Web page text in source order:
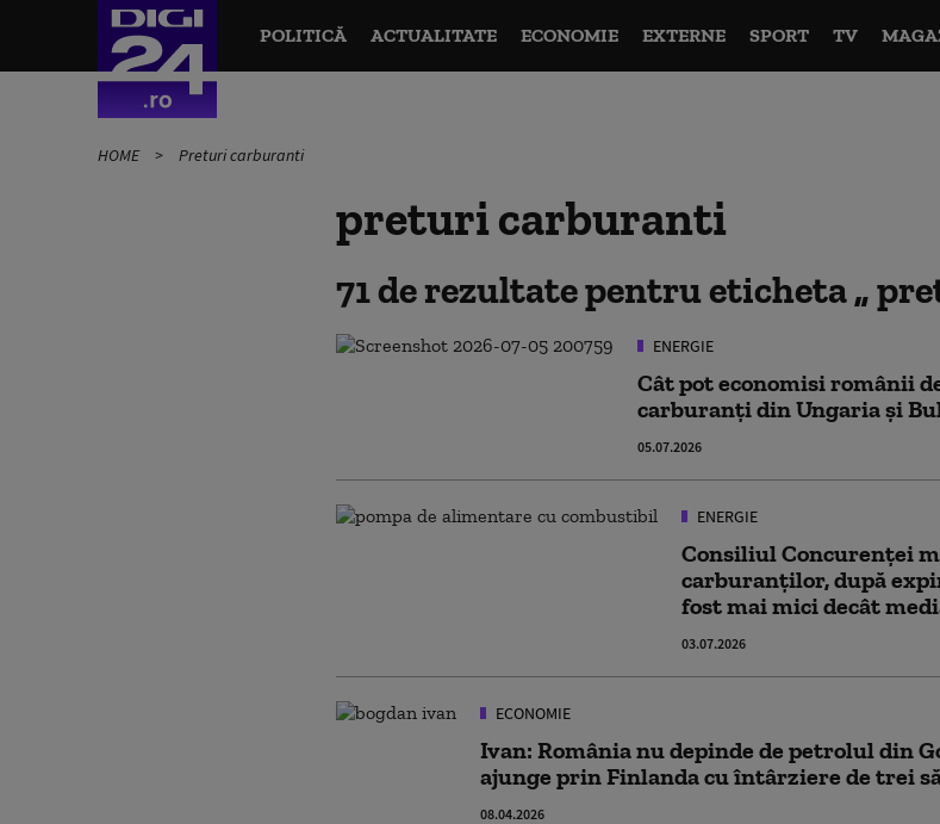
POLITICĂ ACTUALITATE ECONOMIE EXTERNE SPORT TV
HOME Preturi carburanti
preturi carburanti
71 de rezultate pentru eticheta
ENERGIE
Cât pot economisi românii
carburanți din Ungaria și
05.07.2026
ENERGIE
Consiliul Concurenţei
carburanţilor, după
fost mai mici decât
03.07.2026
ECONOMIE
Ivan: România nu depinde de petrolul din
ajunge prin Finlanda cu întârziere de trei
08.04.2026